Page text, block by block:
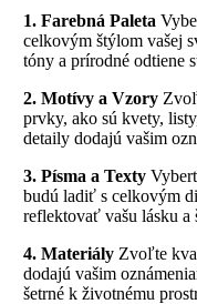
1. Farebná Paleta
celkovým štýlom vašej
tóny a prírodné odtiene
2. Motívy a Vzory
prvky, ako sú kvety,
detaily dodajú vašim
3. Písma a Texty
budú ladiť s celkovým
reflektovať vašu lásku a
4. Materiály Zvoľte
dodajú vašim
šetrné k životnému